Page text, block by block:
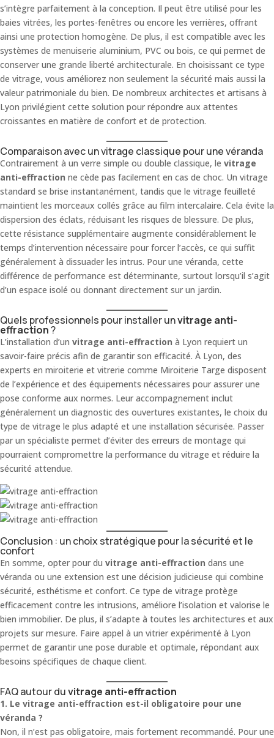
s’intègre parfaitement à la conception. Il peut être utilisé pour les
baies vitrées, les portes-fenêtres ou encore les verrières, offrant
ainsi une protection homogène. De plus, il est compatible avec les
systèmes de menuiserie aluminium, PVC ou bois, ce qui permet de
conserver une grande liberté architecturale. En choisissant ce type
de vitrage, vous améliorez non seulement la sécurité mais aussi la
valeur patrimoniale du bien. De nombreux architectes et artisans à
Lyon privilégient cette solution pour répondre aux attentes
croissantes en matière de confort et de protection.
Comparaison avec un vitrage classique pour une véranda
Contrairement à un verre simple ou double classique, le vitrage
anti-effraction ne cède pas facilement en cas de choc. Un vitrage
standard se brise instantanément, tandis que le vitrage feuilleté
maintient les morceaux collés grâce au film intercalaire. Cela évite la
dispersion des éclats, réduisant les risques de blessure. De plus,
cette résistance supplémentaire augmente considérablement le
temps d’intervention nécessaire pour forcer l’accès, ce qui suffit
généralement à dissuader les intrus. Pour une véranda, cette
différence de performance est déterminante, surtout lorsqu’il s’agit
d’un espace isolé ou donnant directement sur un jardin.
Quels professionnels pour installer unvitrage anti-
effraction?
L’installation d’un vitrage anti-effraction à Lyon requiert un
savoir-faire précis afin de garantir son efficacité. À Lyon, des
experts en miroiterie et vitrerie comme Miroiterie Targe disposent
de l’expérience et des équipements nécessaires pour assurer une
pose conforme aux normes. Leur accompagnement inclut
généralement un diagnostic des ouvertures existantes, le choix du
type de vitrage le plus adapté et une installation sécurisée. Passer
par un spécialiste permet d’éviter des erreurs de montage qui
pourraient compromettre la performance du vitrage et réduire la
sécurité attendue.
Conclusion : un choix stratégique pour la sécurité et le
confort
En somme, opter pour du vitrage anti-effraction dans une
véranda ou une extension est une décision judicieuse qui combine
sécurité, esthétisme et confort. Ce type de vitrage protège
efficacement contre les intrusions, améliore l’isolation et valorise le
bien immobilier. De plus, il s’adapte à toutes les architectures et aux
projets sur mesure. Faire appel à un vitrier expérimenté à Lyon
permet de garantir une pose durable et optimale, répondant aux
besoins spécifiques de chaque client.
FAQ autour duvitrage anti-effraction
1. Le vitrage anti-effraction est-il obligatoire pour une
véranda ?
Non, il n’est pas obligatoire, mais fortement recommandé. Pour une